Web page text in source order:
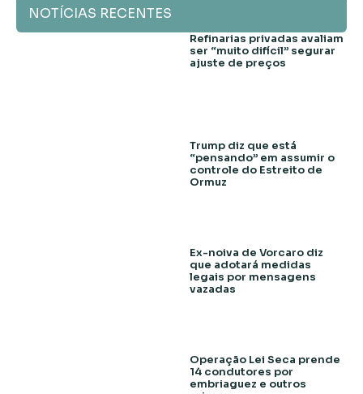
NOTÍCIAS RECENTES
Refinarias privadas avaliam
ser “muito difícil” segurar
ajuste de preços
Trump diz que está
“pensando” em assumir o
controle do Estreito de
Ormuz
Ex-noiva de Vorcaro diz
que adotará medidas
legais por mensagens
vazadas
Operação Lei Seca prende
14 condutores por
embriaguez e outros